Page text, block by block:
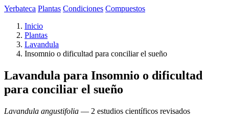
Yerbateca Plantas Condiciones Compuestos
Inicio
Plantas
Lavandula
Insomnio o dificultad para conciliar el sueño
Lavandula para Insomnio o dificultad
para conciliar el sueño
Lavandula angustifolia — 2 estudios científicos revisados